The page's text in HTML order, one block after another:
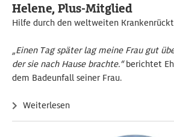
Helene, Plus-Mitglied
Hilfe durch den weltweiten
„Einen Tag später lag meine Frau gut
der sie nach Hause brachte.“berichtet
dem Badeunfall seiner Frau.
Weiterlesen